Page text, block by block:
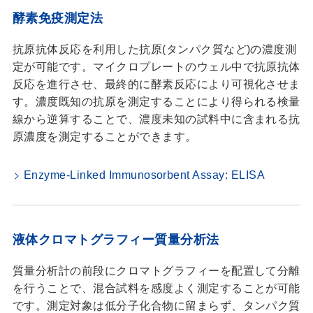
酵素免疫測定法
抗原抗体反応を利用した抗原(タンパク質など)の濃度測
定が可能です。マイクロプレートのウェル中で抗原抗体
反応を進行させ、最終的に酵素反応により可視化させま
す。濃度既知の抗原を測定することにより得られる検量
線から逆算することで、濃度未知の試料中に含まれる抗
原濃度を測定することができます。
Enzyme-Linked Immunosorbent Assay: ELISA
液体クロマトグラフィー質量分析法
質量分析計の前段にクロマトグラフィーを配置して分離
を行うことで、混合試料を感度よく測定することが可能
です。測定対象は低分子化合物に留まらず、タンパク質